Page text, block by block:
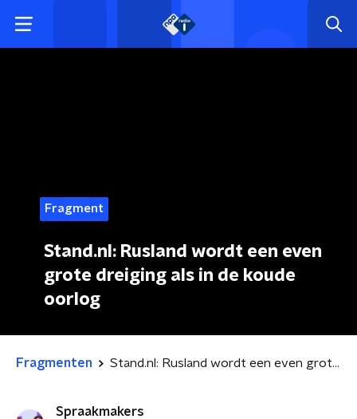
Fragment
Stand.nl: Rusland wordt een even
grote dreiging als in de koude
oorlog
Fragmenten Stand.nl: Rusland wordt een even grote dreiging als in de koude oorlog
Spraakmakers